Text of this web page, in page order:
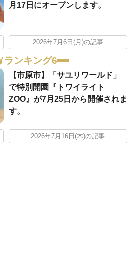
月17日にオープンします。
2026年7月6日(月)の記事
ランキング6
【市原市】「サユリワールド」
で特別開園『トワイライト
ZOO』が7月25日から開催されま
す。
2026年7月16日(木)の記事